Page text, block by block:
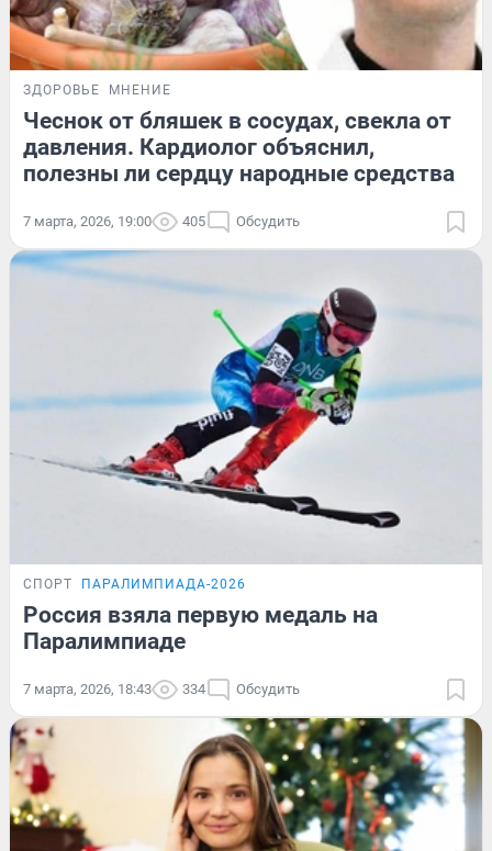
ЗДОРОВЬЕ МНЕНИЕ
Чеснок от бляшек в сосудах, свекла от
давления. Кардиолог объяснил,
полезны ли сердцу народные средства
7 марта, 2026, 19:00 405 Обсудить
СПОРТ ПАРАЛИМПИАДА-2026
Россия взяла первую медаль на
Паралимпиаде
7 марта, 2026, 18:43 334 Обсудить